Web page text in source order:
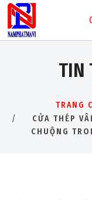
TIN
TRANG
CỬA THÉP
CHUỘNG